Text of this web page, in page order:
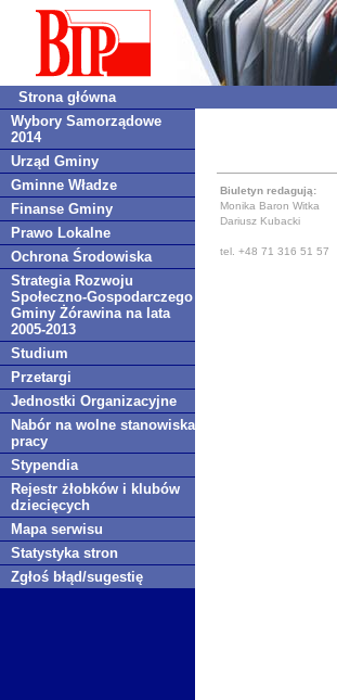
Strona główna
Wybory Samorządowe
2014
Urząd Gminy
Gminne Władze
Finanse Gminy
Prawo Lokalne
Ochrona Środowiska
Strategia Rozwoju
Społeczno-Gospodarczego
Gminy Żórawina na lata
2005-2013
Studium
Przetargi
Jednostki Organizacyjne
Nabór na wolne stanowiska
pracy
Stypendia
Rejestr żłobków i klubów
dziecięcych
Mapa serwisu
Statystyka stron
Zgłoś błąd/sugestię
Biuletyn redagują:
Monika Baron Witka
Dariusz Kubacki
tel. +48 71 316 51 57